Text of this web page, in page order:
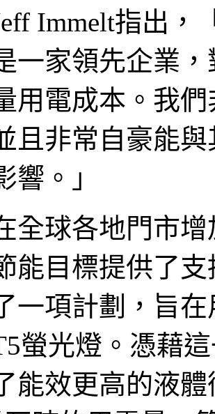
Immelt指出，
一家領先企業
用電成本。我
且非常自豪能
響。」
全球各地門市
能目標提供了
一項計劃，旨
螢光燈。憑藉
能效更高的液